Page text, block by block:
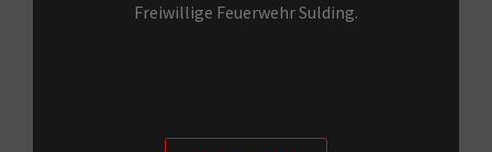
Freiwillige Feuerwehr Sulding.